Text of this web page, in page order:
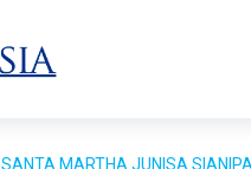
SANTA MARTHA JUNISA